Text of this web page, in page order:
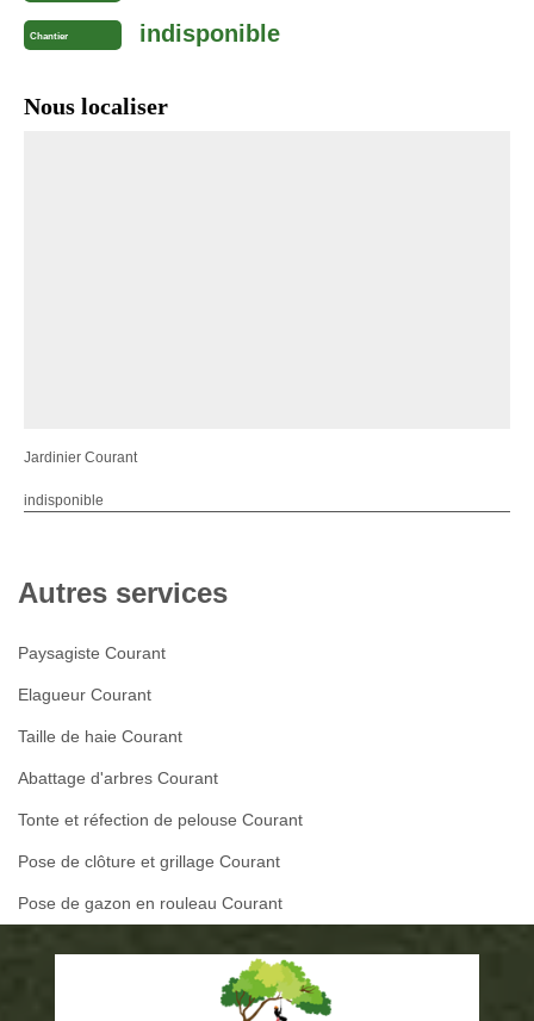
Chantier indisponible
Nous localiser
Jardinier Courant
indisponible
Autres services
Paysagiste Courant
Elagueur Courant
Taille de haie Courant
Abattage d'arbres Courant
Tonte et réfection de pelouse Courant
Pose de clôture et grillage Courant
Pose de gazon en rouleau Courant